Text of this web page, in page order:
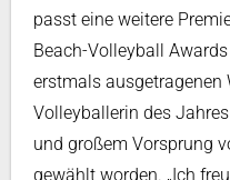
passt eine weitere
Beach-Volleyball
erstmals ausgetragenen
Volleyballerin des
und großem Vorsprung
gewählt worden. „Ich